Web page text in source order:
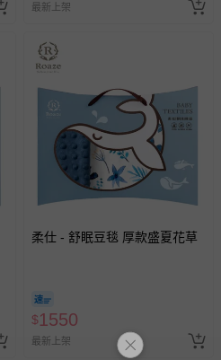
最新上架
柔仕 - 舒眠豆毯 厚款盛夏花草
$1550
最新上架